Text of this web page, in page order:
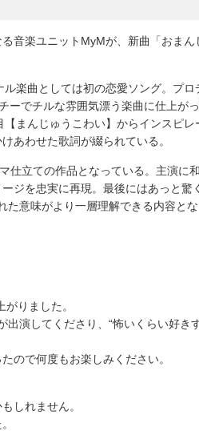
音楽ユニットMyMが、新曲「おまん
楽曲としては初の恋愛ソング。プロ
ーでチルな雰囲気漂う楽曲に仕上が
まんじゅうこわい】からインスピレ
あわせた歌詞が綴られている。
立ての作品となっている。主演に
ジを忠実に再現。最後にはあっと驚
意味がより一層理解できる内容とな
りました。
演してくださり、“怖いくらい好き
ので何度もお楽しみください。
しれません。